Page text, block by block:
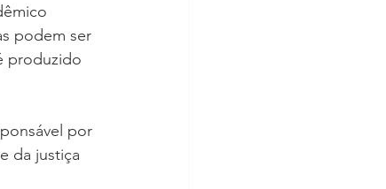
podem ser
produzido
por
da justiça